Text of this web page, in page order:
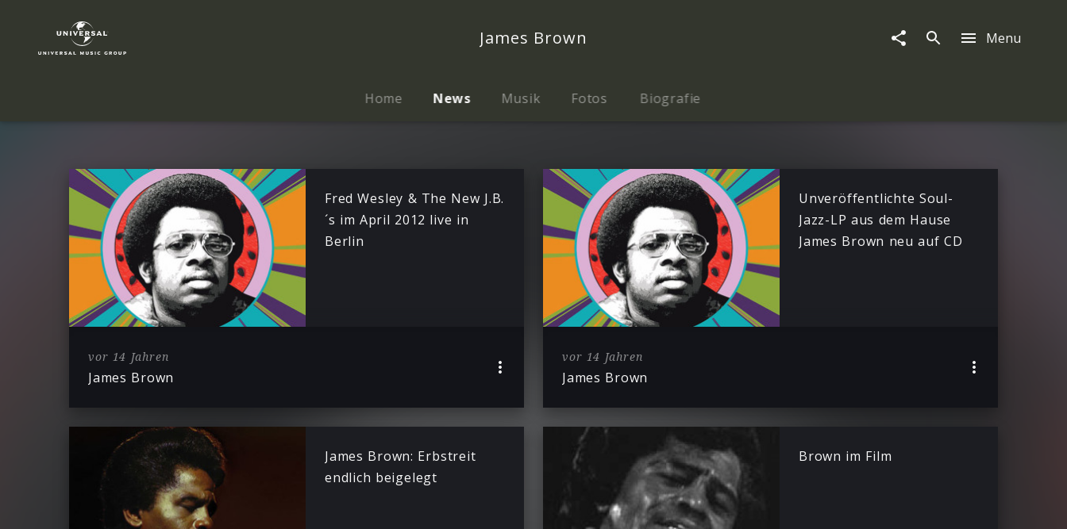
James Brown Menu
Home News Musik Fotos Biografie
Fred Wesley & The New J.B.
´s im April 2012 live in
Berlin
vor 14 Jahren
James Brown
Unveröffentlichte Soul-
Jazz-LP aus dem Hause
James Brown neu auf CD
vor 14 Jahren
James Brown
James Brown: Erbstreit
endlich beigelegt
Brown im Film